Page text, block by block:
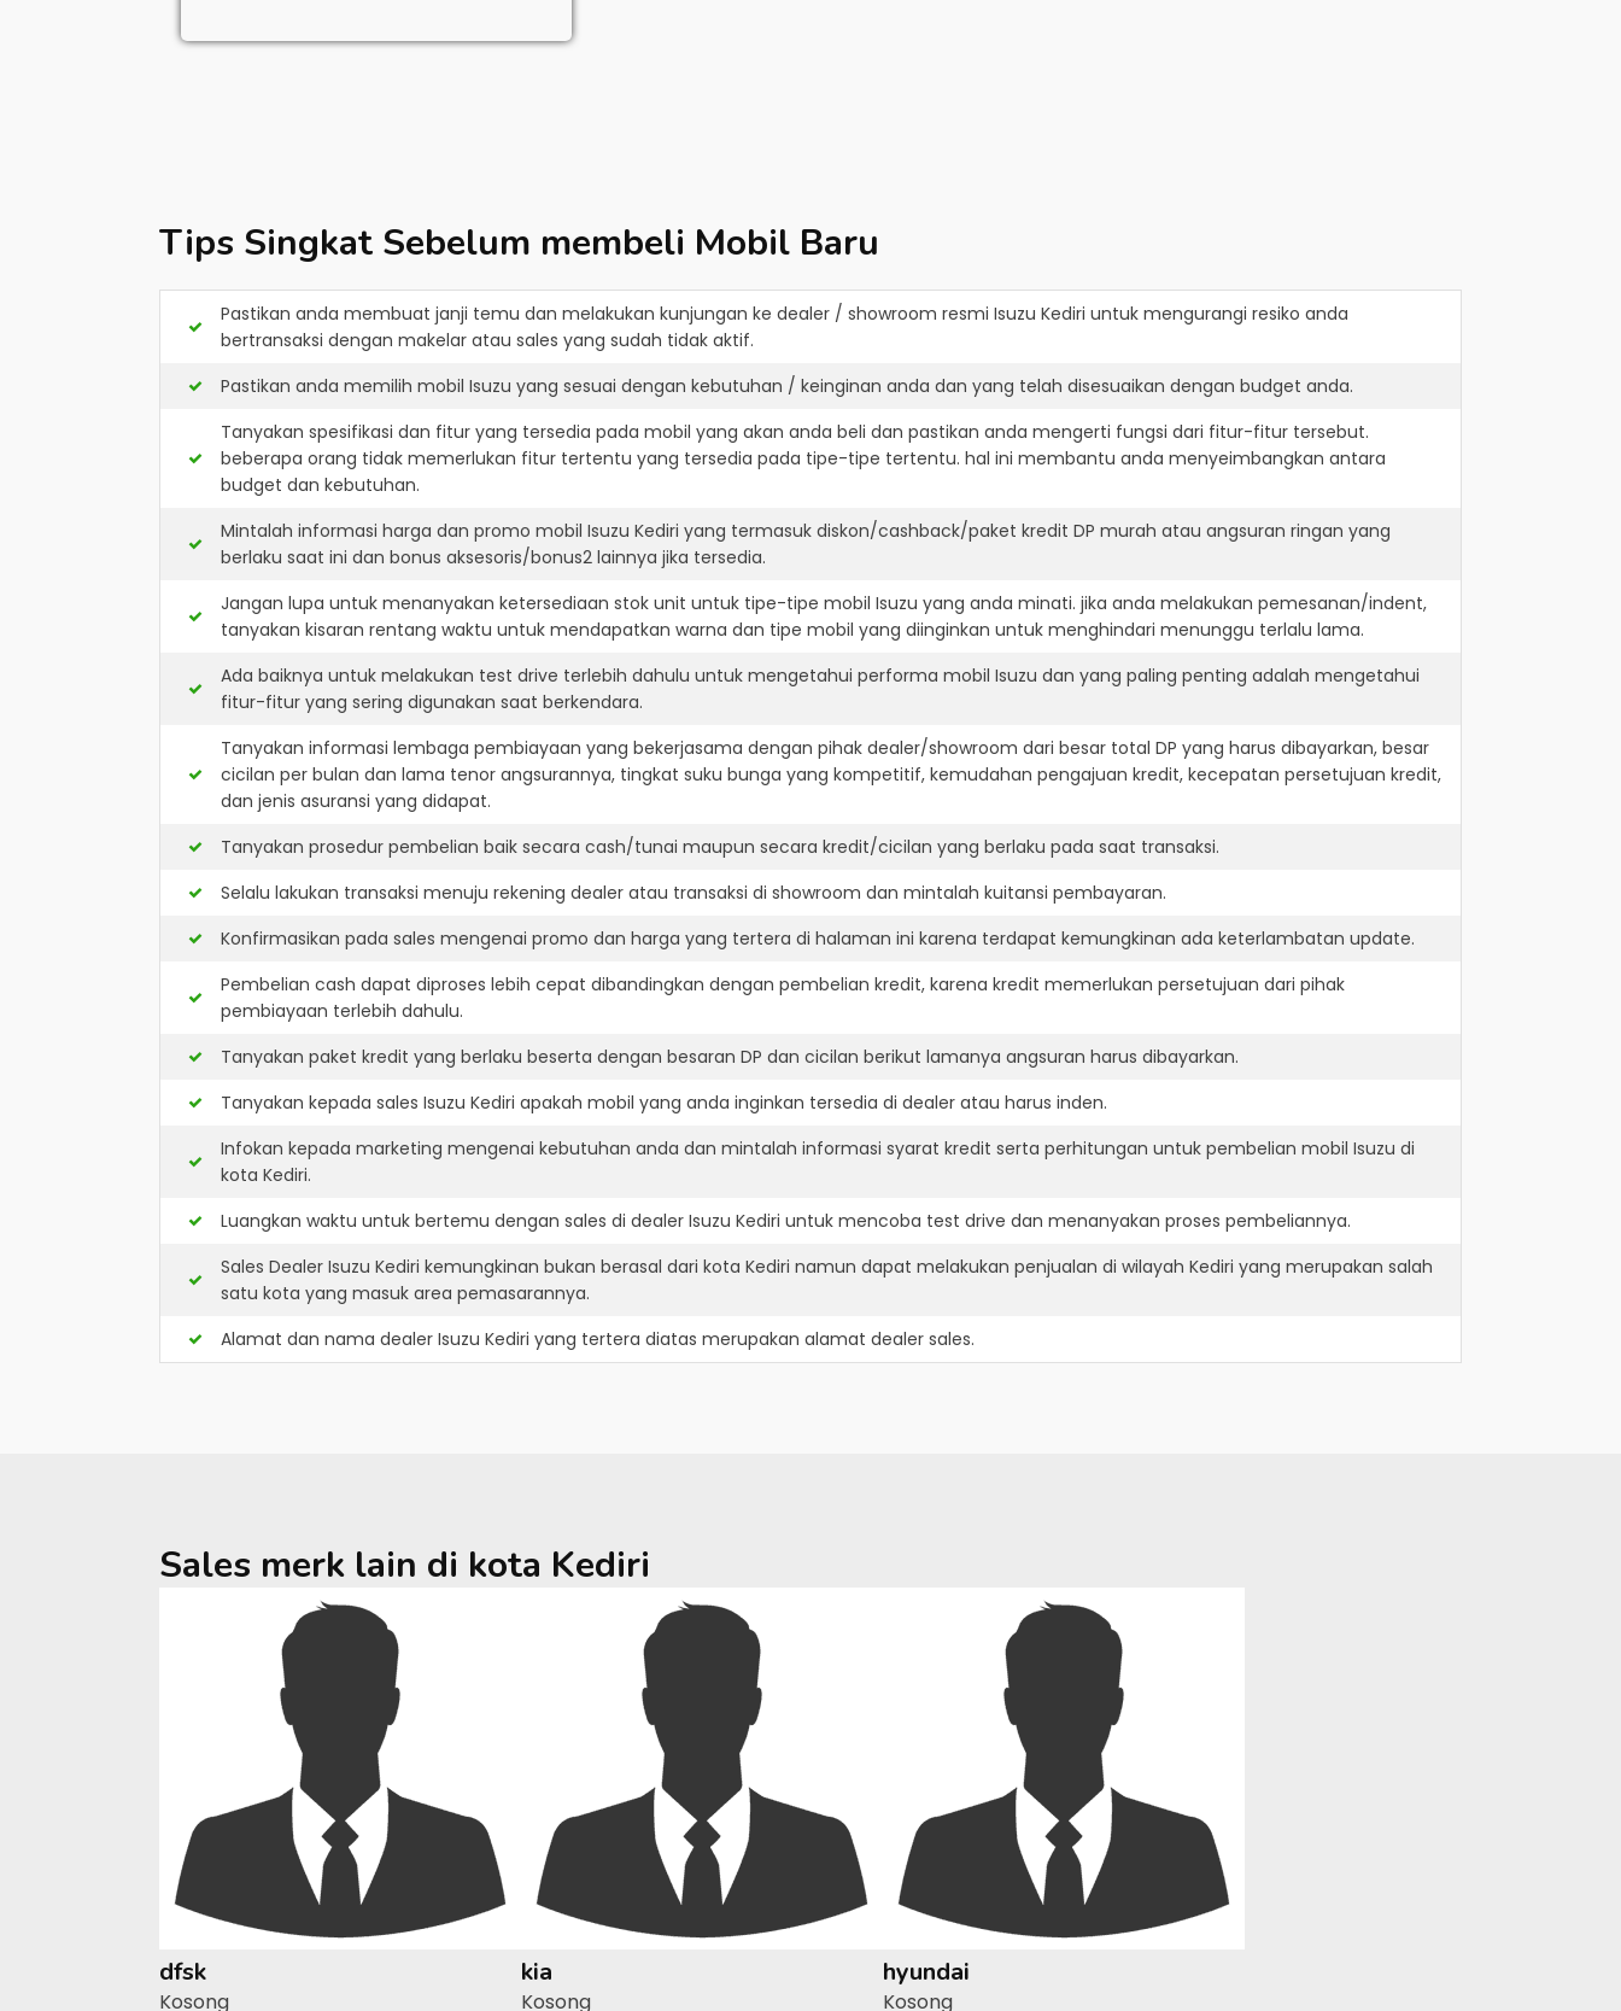
Tips Singkat Sebelum membeli Mobil Baru
Pastikan anda membuat janji temu dan melakukan kunjungan ke dealer / showroom resmi Isuzu Kediri untuk mengurangi resiko anda
bertransaksi dengan makelar atau sales yang sudah tidak aktif.
Pastikan anda memilih mobil Isuzu yang sesuai dengan kebutuhan / keinginan anda dan yang telah disesuaikan dengan budget anda.
Tanyakan spesifikasi dan fitur yang tersedia pada mobil yang akan anda beli dan pastikan anda mengerti fungsi dari fitur-fitur tersebut.
beberapa orang tidak memerlukan fitur tertentu yang tersedia pada tipe-tipe tertentu. hal ini membantu anda menyeimbangkan antara
budget dan kebutuhan.
Mintalah informasi harga dan promo mobil Isuzu Kediri yang termasuk diskon/cashback/paket kredit DP murah atau angsuran ringan yang
berlaku saat ini dan bonus aksesoris/bonus2 lainnya jika tersedia.
Jangan lupa untuk menanyakan ketersediaan stok unit untuk tipe-tipe mobil Isuzu yang anda minati. jika anda melakukan pemesanan/indent,
tanyakan kisaran rentang waktu untuk mendapatkan warna dan tipe mobil yang diinginkan untuk menghindari menunggu terlalu lama.
Ada baiknya untuk melakukan test drive terlebih dahulu untuk mengetahui performa mobil Isuzu dan yang paling penting adalah mengetahui
fitur-fitur yang sering digunakan saat berkendara.
Tanyakan informasi lembaga pembiayaan yang bekerjasama dengan pihak dealer/showroom dari besar total DP yang harus dibayarkan, besar
cicilan per bulan dan lama tenor angsurannya, tingkat suku bunga yang kompetitif, kemudahan pengajuan kredit, kecepatan persetujuan kredit,
dan jenis asuransi yang didapat.
Tanyakan prosedur pembelian baik secara cash/tunai maupun secara kredit/cicilan yang berlaku pada saat transaksi.
Selalu lakukan transaksi menuju rekening dealer atau transaksi di showroom dan mintalah kuitansi pembayaran.
Konfirmasikan pada sales mengenai promo dan harga yang tertera di halaman ini karena terdapat kemungkinan ada keterlambatan update.
Pembelian cash dapat diproses lebih cepat dibandingkan dengan pembelian kredit, karena kredit memerlukan persetujuan dari pihak
pembiayaan terlebih dahulu.
Tanyakan paket kredit yang berlaku beserta dengan besaran DP dan cicilan berikut lamanya angsuran harus dibayarkan.
Tanyakan kepada sales Isuzu Kediri apakah mobil yang anda inginkan tersedia di dealer atau harus inden.
Infokan kepada marketing mengenai kebutuhan anda dan mintalah informasi syarat kredit serta perhitungan untuk pembelian mobil Isuzu di
kota Kediri.
Luangkan waktu untuk bertemu dengan sales di dealer Isuzu Kediri untuk mencoba test drive dan menanyakan proses pembeliannya.
Sales Dealer Isuzu Kediri kemungkinan bukan berasal dari kota Kediri namun dapat melakukan penjualan di wilayah Kediri yang merupakan salah
satu kota yang masuk area pemasarannya.
Alamat dan nama dealer Isuzu Kediri yang tertera diatas merupakan alamat dealer sales.
Sales merk lain di kota Kediri
dfsk
Kosong
kia
Kosong
hyundai
Kosong